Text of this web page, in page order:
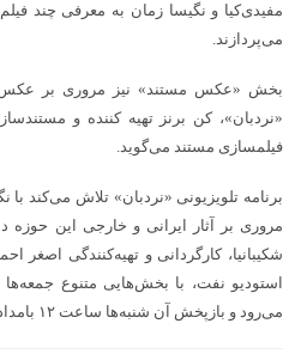
مفیدی‌کیا و نگیسا زمان به معرفی چند
می‌پردازند.
بخش «عکس مستند» نیز مروری بر عکس‌ها
«نردبان»، کن برنز تهیه کننده و
فیلمسازی مستند می‌گوید.
برنامه‌ تلویزیونی «نردبان» تلاش می‌کند
مروری بر آثار ایرانی و خارجی این حوزه
شکیبانیا، کارگردانی و تهیه‌کنندگی اصغر
می‌رود و بازپخش آن شنبه‌ها ساعت ۱۲ بامداد و ۱۴:۳۰ است.